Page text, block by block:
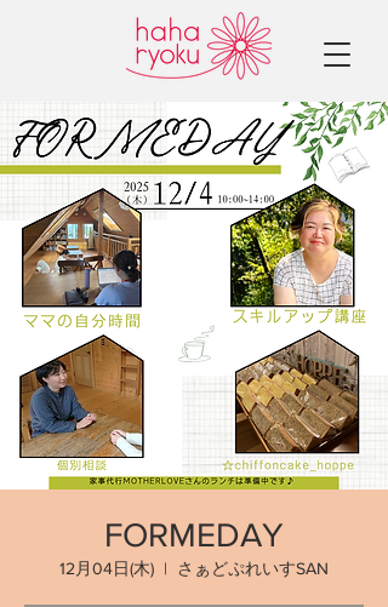
FORMEDAY
12月04日(木)
  |
さぁどぷれいすSAN